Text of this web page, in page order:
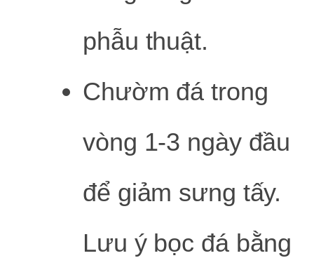
phẫu thuật.
Chườm đá trong
vòng 1-3 ngày đầu
để giảm sưng tấy.
Lưu ý bọc đá bằng